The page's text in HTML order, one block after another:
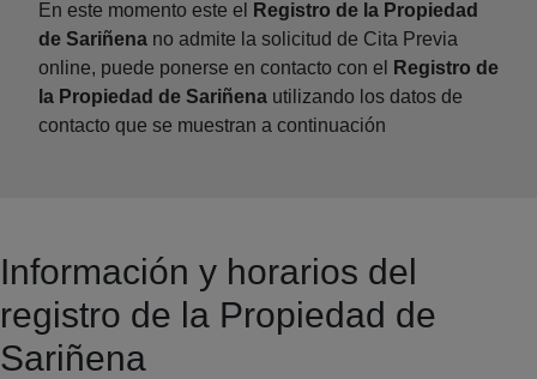
En este momento este el
Registro de la Propiedad
de Sariñena no admite la solicitud de Cita Previa
online, puede ponerse en contacto con el
Registro de
la Propiedad de Sariñena utilizando los datos de
contacto que se muestran a continuación
Información y horarios del
registro de la Propiedad de
Sariñena